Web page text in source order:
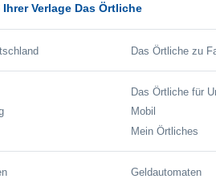
Verlage Das Örtliche
Das Örtliche zu
Das Örtliche für
Mobil
Mein Örtliches
Geldautomaten